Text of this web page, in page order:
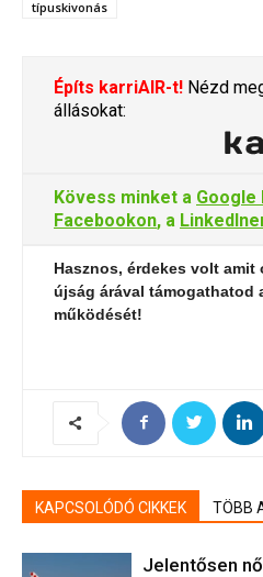
típuskivonás
Építs karriAIR-t! Nézd
állásokat:
Kövess minket a Google
Facebookon, a
Hasznos, érdekes volt amit
újság árával támogathatod
működését!
KAPCSOLÓDÓ CIKKEK TÖBB
Jelentősen